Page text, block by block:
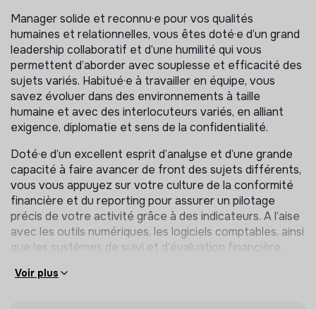
rechercher la meilleure rémunération de la trésorerie
disponible.
Produire un bilan consolidé et préparer les
documents financiers pour les Conseils
d’Administration et les Assemblées Générale.
Ressources humaines
Définir avec la direction générale les grandes
orientations en matière de RH et piloter sa mise en
œuvre
Elaborer, mettre à jour et harmoniser les procédures
Ressources Humaines
Elaborer les budgets RH en lien avec les directions
métiers et dans le cadre des dossiers de
masse salariale
Manager solide et reconnu·e pour vos qualités
humaines et relationnelles, vous êtes doté·e d’un grand
leadership collaboratif et d’une humilité qui vous
permettent d’aborder avec souplesse et efficacité des
sujets variés. Habitué·e à travailler en équipe, vous
savez évoluer dans des environnements à taille
humaine et avec des interlocuteurs variés, en alliant
exigence, diplomatie et sens de la confidentialité.
Doté·e d’un excellent esprit d’analyse et d’une grande
capacité à faire avancer de front des sujets différents,
vous vous appuyez sur votre culture de la conformité
financière et du reporting pour assurer un pilotage
précis de votre activité grâce à des indicateurs. A l’aise
avec les outils numériques, les logiciels comptables, ainsi
que les systèmes de suivi et d’évaluation financière,
améliorer et sécuriser les processus de gestion.
Voir plus